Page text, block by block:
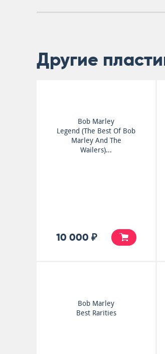
Другие
Bob Marley
Legend (The Best Of Bob
Marley And The
Wailers)...
10 000 ₽
Bob Marley
Best Rarities